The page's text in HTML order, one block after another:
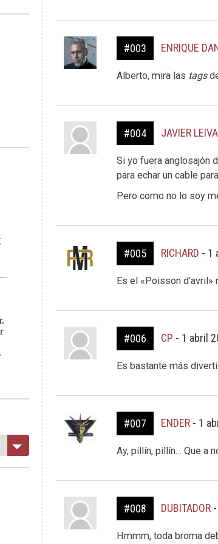
#003 ENRIQUE
Alberto, mira las tags
#004 JAVIER LEIVA
Si yo fuera anglosajón
para echar un cable
Pero como no lo soy
#005 RICHARD - 1
Es el «Poisson
#006 CP - 1 abril
Es bastante más
#007 ENDER- 1
Ay, pillín, pillín… Que a
#008 DUBITADOR-
Hmmm, toda broma